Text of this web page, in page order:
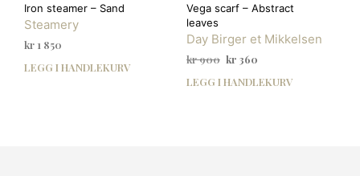
Iron steamer – Sand
Steamery
kr 1 850
LEGG I HANDLEKURV
Vega scarf – Abstract
leaves
Day Birger et Mikkelsen
kr900 Opprinnelig
var:
kr360Nåværende
er:
LEGG I HANDLEKURV